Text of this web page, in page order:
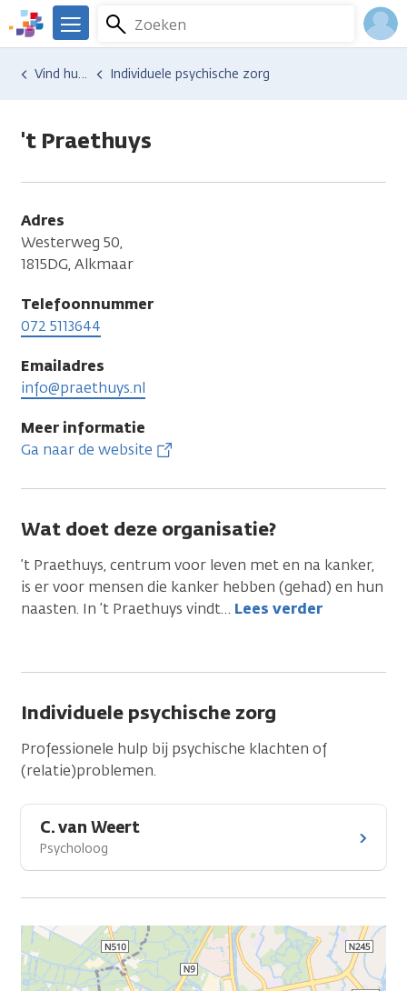
Overslaan
en
naar
We
er
Kanker.nl
Zoeken
Menu
Hulp en ondersteuning
Vind hulp bij kanker Individuele psychische zorg
't Praethuys
Adres
Westerweg 50,
1815DG, Alkmaar
Telefoonnummer
072 5113644
Emailadres
info@praethuys.nl
Meer informatie
Ga naar de website
Wat doet deze organisatie?
’t Praethuys, centrum voor leven met en na kanker,
is er voor mensen die kanker hebben (gehad) en hun
naasten. In ’t Praethuys vindt… Lees verder
Individuele psychische zorg
Professionele hulp bij psychische klachten of
(relatie)problemen.
C. van Weert
Psycholoog